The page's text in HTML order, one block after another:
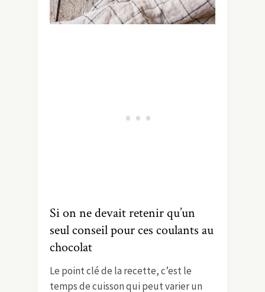
Si on ne devait retenir qu’un
seul conseil pour ces coulants au
chocolat
Le point clé de la recette, c’est le
temps de cuisson qui peut varier un